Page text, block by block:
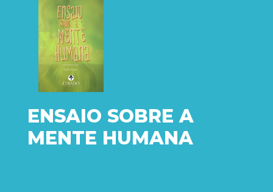
ENSAIO SOBRE A
MENTE HUMANA